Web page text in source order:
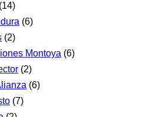
(14)
(6)
(2)
Montoya (6)
(2)
(6)
(7)